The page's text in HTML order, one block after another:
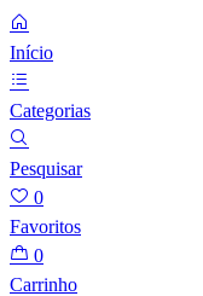
Início
Categorias
Pesquisar
0
Favoritos
0
Carrinho